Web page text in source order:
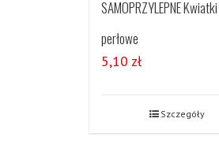
SAMOPRZYLEPNE Kwiatki
perłowe
5,10 zł
Szczegóły